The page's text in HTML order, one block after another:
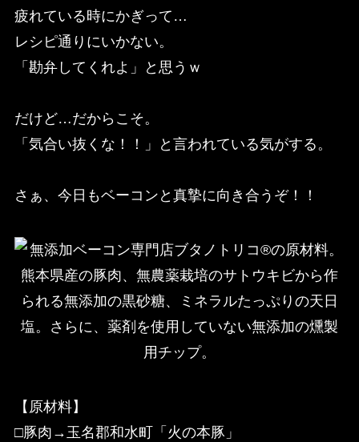
疲れている時にかぎって…
レシピ通りにいかない。
「勘弁してくれよ」と思うｗ
だけど…だからこそ。
「気合い抜くな！！」と言われている気がする。
さぁ、今日もベーコンと真摯に向き合うぞ！！
【原材料】
□豚肉→玉名郡和水町「火の本豚」